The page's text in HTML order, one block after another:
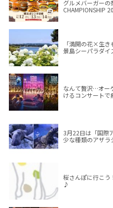
グルメバーガーの
CHAMPIONSHIP
「満開の花×生
景島シーパラダ
なんて贅沢…オー
けるコンサートで
3月22日は「国際
少な種類のアザラ
桜さんぽに行こう
♪